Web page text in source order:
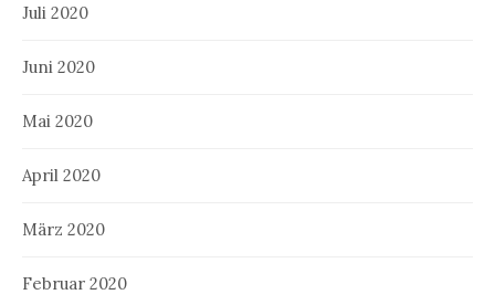
Juli 2020
Juni 2020
Mai 2020
April 2020
März 2020
Februar 2020